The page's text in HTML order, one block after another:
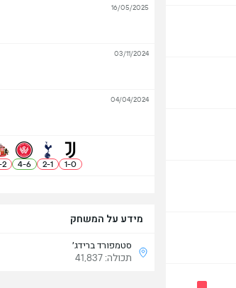
מידע על המשחק
סטמפורד ברידג׳
תכולה: 41,837
16/05/2025
03/11/2024
04/04/2024
0
-
1
1
-
2
6
-
4
2